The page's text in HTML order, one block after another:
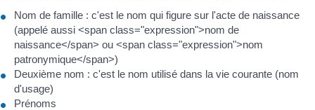
Nom de famille : c'est le nom qui figure sur l'acte de naissance
(appelé aussi <span class="expression">nom de
naissance</span> ou <span class="expression">nom
patronymique</span>)
Deuxième nom : c'est le nom utilisé dans la vie courante (nom
d'usage)
Prénoms